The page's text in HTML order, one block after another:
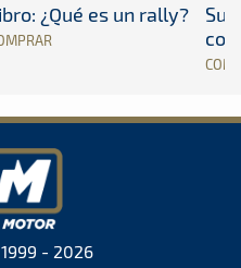
¿Qué es un rally?
- 2026